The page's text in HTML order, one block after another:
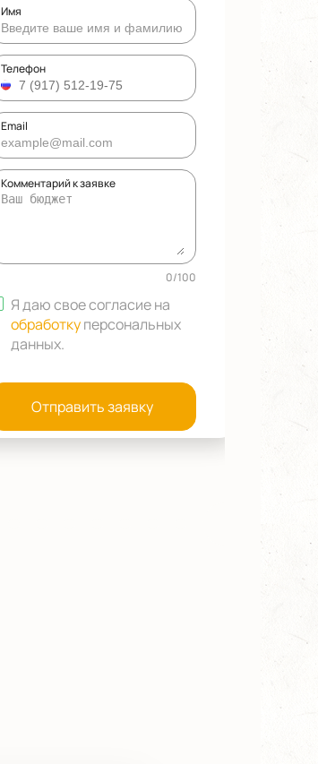
Имя
Телефон
Email
Комментарий к заявке
0/100
Я даю свое согласие на
обработкуперсональных
данных.
Отправить заявку